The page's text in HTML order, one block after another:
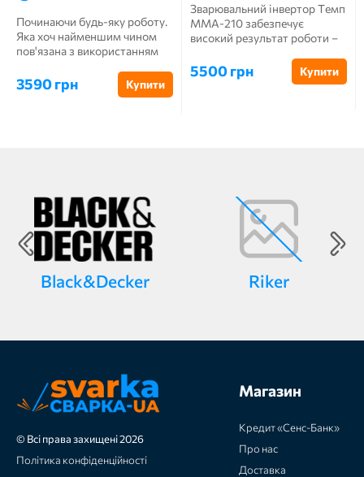
Починаючи будь-яку роботу.
Яка хоч найменшим чином
пов'язана з використанням
3590 грн Купити
Зварювальний інвертор Темп
ММА-210 забезпечує
високий результат роботи –
5500 грн Купити
Black&Decker Riker
© Всі права захищені 2026
Політика конфіденційності
Магазин
Кредит «Сенс-Банк»
Про нас
Доставка